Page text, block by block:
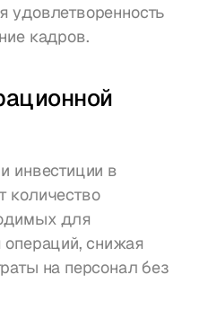
удовлетворенность
кадров.
инвестиции в
количество
для
снижая
на персонал без